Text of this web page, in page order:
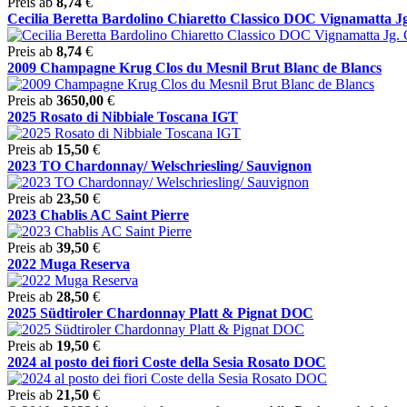
Cecilia Beretta Bardolino Chiaretto Classico DOC Vignamatta
Preis ab 8,74 €
2009 Champagne Krug Clos du Mesnil Brut Blanc de Blancs
Preis ab 3650,00 €
2025 Rosato di Nibbiale Toscana IGT
Preis ab 15,50 €
2023 TO Chardonnay/ Welschriesling/ Sauvignon
Preis ab 23,50 €
2023 Chablis AC Saint Pierre
Preis ab 39,50 €
2022 Muga Reserva
Preis ab 28,50 €
2025 Südtiroler Chardonnay Platt & Pignat DOC
Preis ab 19,50 €
2024 al posto dei fiori Coste della Sesia Rosato DOC
Preis ab 21,50 €